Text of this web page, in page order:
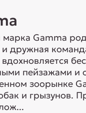
марка Gamma
дружная
пейзажами и
зоорынке
и грызунов.